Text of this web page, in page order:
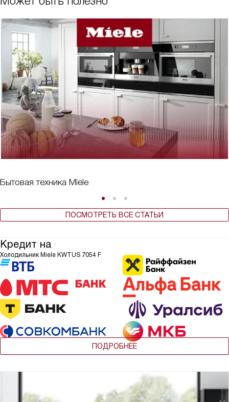
Бытовая техника Miele
ПОСМОТРЕТЬ ВСЕ СТАТЬИ
Кредит на
Холодильник Miele KWTUS 7054 F
ПОДРОБНЕЕ